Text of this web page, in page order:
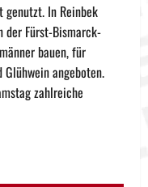
In Reinbek
der Fürst-Bismarck-
bauen, für
angeboten.
zahlreiche